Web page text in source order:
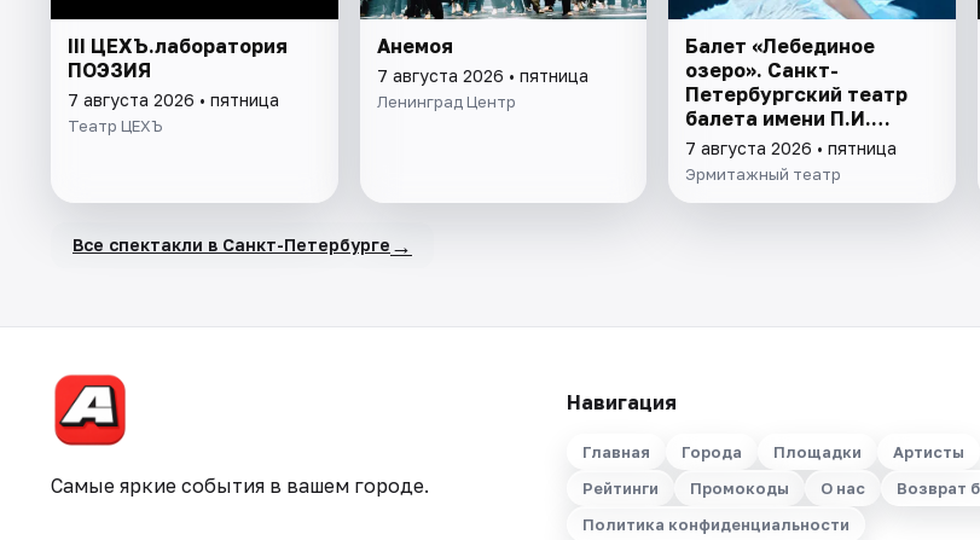
III ЦЕХЪ.лаборатория
ПОЭЗИЯ
7 августа 2026 • пятница
Театр ЦЕХЪ
Анемоя
7 августа 2026 • пятница
Ленинград Центр
Балет «Лебединое
озеро». Санкт-
Петербургский театр
балета имени П.И.
Чайковского
7 августа 2026 • пятница
Эрмитажный театр
Все спектакли в Санкт-Петербурге →
Самые яркие события в вашем городе.
Навигация
Главная Города Площадки
Артисты
Рейтинги
Промокоды О нас
Возврат
Политика конфиденциальности